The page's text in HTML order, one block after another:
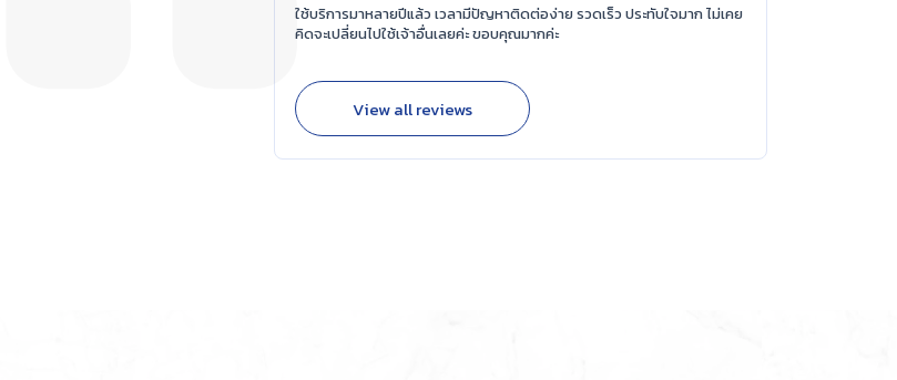
ใช้บริการมาหลายปีแล้ว เวลามีปัญหาติดต่อง่าย รวดเร็ว ประทับใจมาก ไม่เคย
คิดจะเปลี่ยนไปใช้เจ้าอื่นเลยค่ะ ขอบคุณมากค่ะ
View all reviews